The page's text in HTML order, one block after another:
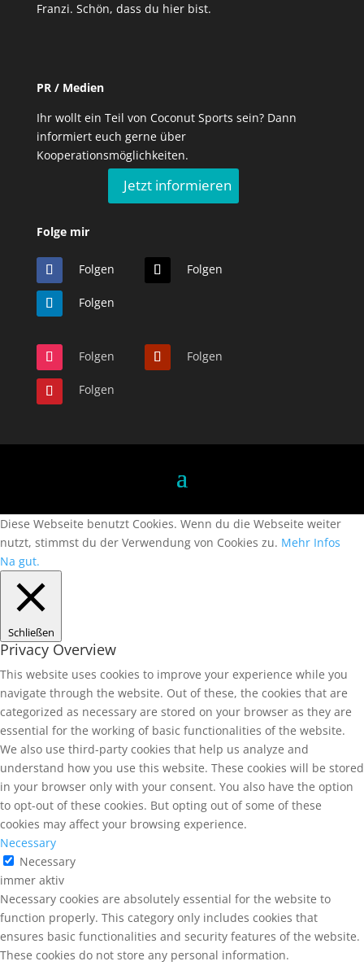
Franzi. Schön, dass du hier bist.
PR / Medien
Ihr wollt ein Teil von Coconut Sports sein? Dann
informiert euch gerne über
Kooperationsmöglichkeiten.
Jetzt informieren
Folge mir
Folgen Folgen
Folgen
Folgen Folgen
Folgen
Diese Webseite benutzt Cookies. Wenn du die Webseite weiter
nutzt, stimmst du der Verwendung von Cookies zu. Mehr Infos
Na gut.
Schließen
Privacy Overview
This website uses cookies to improve your experience while you
navigate through the website. Out of these, the cookies that are
categorized as necessary are stored on your browser as they are
essential for the working of basic functionalities of the website.
We also use third-party cookies that help us analyze and
understand how you use this website. These cookies will be stored
in your browser only with your consent. You also have the option
to opt-out of these cookies. But opting out of some of these
cookies may affect your browsing experience.
Necessary
Necessary
immer aktiv
Necessary cookies are absolutely essential for the website to
function properly. This category only includes cookies that
ensures basic functionalities and security features of the website.
These cookies do not store any personal information.